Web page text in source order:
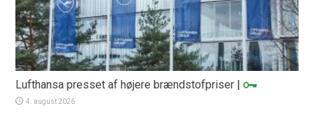
Lufthansa presset af højere brændstofpriser |
4. august 2026